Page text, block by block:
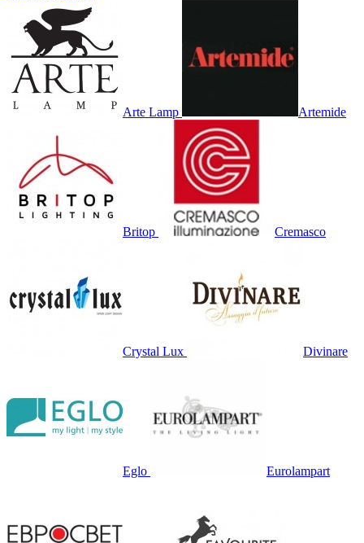
Arte Lamp Artemide
Britop Cremasco
Crystal Lux Divinare
Eglo Eurolampart